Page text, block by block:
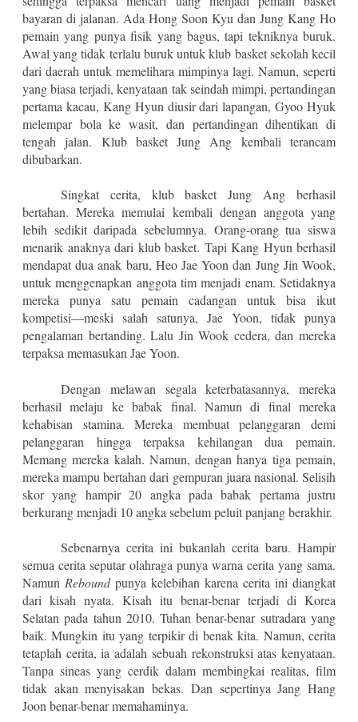
bayaran di jalanan. Ada Hong Soon Kyu dan Jung Kang Ho
pemain yang punya fisik yang bagus, tapi tekniknya buruk.
Awal yang tidak terlalu buruk untuk klub basket sekolah kecil
dari daerah untuk memelihara mimpinya lagi. Namun, seperti
yang biasa terjadi, kenyataan tak seindah mimpi, pertandingan
pertama kacau, Kang Hyun diusir dari lapangan, Gyoo Hyuk
melempar bola ke wasit, dan pertandingan dihentikan di
tengah jalan. Klub basket Jung Ang kembali terancam
dibubarkan.
Singkat cerita, klub basket Jung Ang berhasil
bertahan. Mereka memulai kembali dengan anggota yang
lebih sedikit daripada sebelumnya. Orang-orang tua siswa
menarik anaknya dari klub basket. Tapi Kang Hyun berhasil
mendapat dua anak baru, Heo Jae Yoon dan Jung Jin Wook,
untuk menggenapkan anggota tim menjadi enam. Setidaknya
mereka punya satu pemain cadangan untuk bisa ikut
kompetisi—meski salah satunya, Jae Yoon, tidak punya
pengalaman bertanding. Lalu Jin Wook cedera, dan mereka
terpaksa memasukan Jae Yoon.
Dengan melawan segala keterbatasannya, mereka
berhasil melaju ke babak final. Namun di final mereka
kehabisan stamina. Mereka membuat pelanggaran demi
pelanggaran hingga terpaksa kehilangan dua pemain.
Memang mereka kalah. Namun, dengan hanya tiga pemain,
mereka mampu bertahan dari gempuran juara nasional. Selisih
skor yang hampir 20 angka pada babak pertama justru
berkurang menjadi 10 angka sebelum peluit panjang berakhir.
Sebenarnya cerita ini bukanlah cerita baru. Hampir
semua cerita seputar olahraga punya warna cerita yang sama.
Namun Rebound punya kelebihan karena cerita ini diangkat
dari kisah nyata. Kisah itu benar-benar terjadi di Korea
Selatan pada tahun 2010. Tuhan benar-benar sutradara yang
baik. Mungkin itu yang terpikir di benak kita. Namun, cerita
tetaplah cerita, ia adalah sebuah rekonstruksi atas kenyataan.
Tanpa sineas yang cerdik dalam membingkai realitas, film
tidak akan menyisakan bekas. Dan sepertinya Jang Hang
Joon benar-benar memahaminya.